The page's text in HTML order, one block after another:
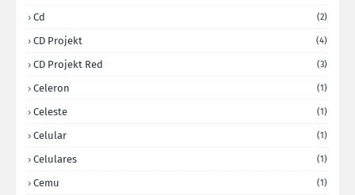
Cd (2)
CD Projekt (4)
CD Projekt Red (3)
Celeron (1)
Celeste (1)
Celular (1)
Celulares (1)
Cemu (1)